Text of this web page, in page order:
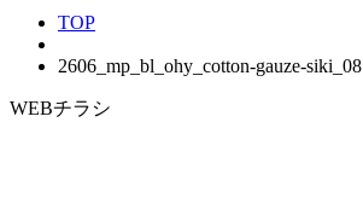
TOP
2606_mp_bl_ohy_cotton-gauze-siki_08
WEBチラシ